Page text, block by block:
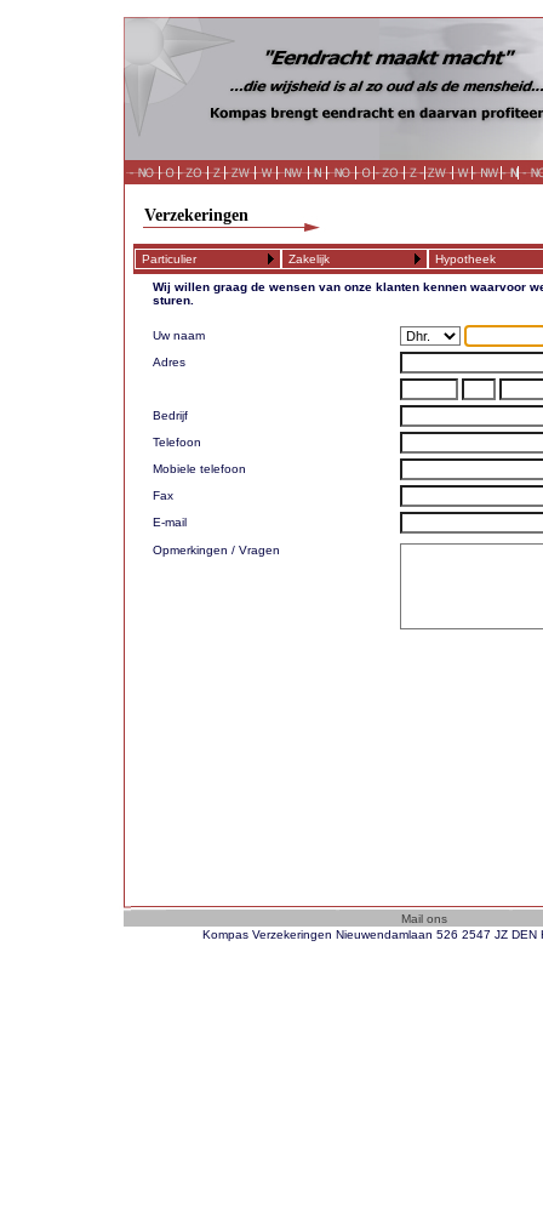
Verzekeringen
Particulier Zakelijk Hypotheek
Wij willen graag de wensen van onze klanten kennen waarvoor
sturen.
Uw naam
Adres
Bedrijf
Telefoon
Mobiele telefoon
Fax
E-mail
Opmerkingen / Vragen
Kompas Verzekeringen Nieuwendamlaan 526 2547 JZ